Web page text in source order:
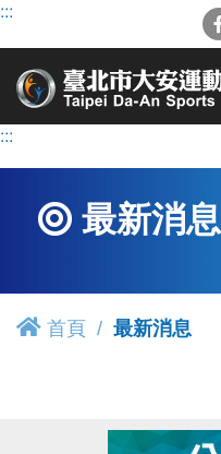
跳
容
:::
:::
最新消息
首頁 最新消息